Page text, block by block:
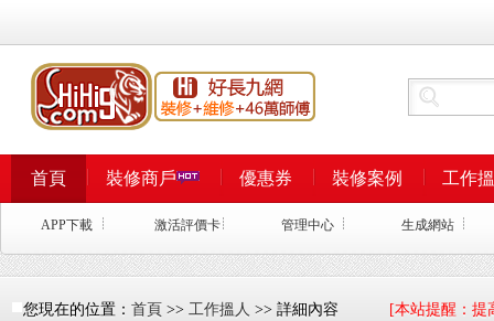
首頁 裝修商戶 優惠券 裝修案例 工作
APP下載 激活評價卡 管理中心 生成網站
您現在的位置： 首頁 >> 工作搵人 >> 詳細內容 [本站提醒：提